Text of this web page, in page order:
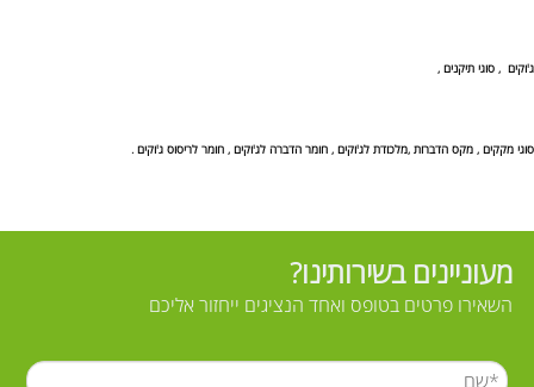
ג'וקים , סוגי תיקנים ,
סוגי מקקים , מקס הדברות ,מלכודת לג'וקים , חומר הדברה לג'וקים , חומר לריסוס ג'וקים .
מעוניינים בשירותינו?
השאירו פרטים בטופס ואחד הנציגים ייחזור אליכם